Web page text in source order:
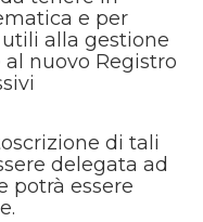
e per
alla gestione
nuovo Registro
di tali
delegata ad
potrà essere